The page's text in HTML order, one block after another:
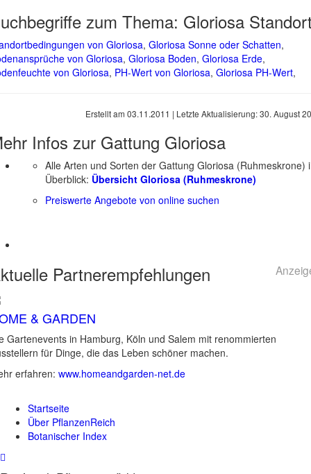
zum Thema: Gloriosa
von Gloriosa, Gloriosa Sonne oder Schatten,
von Gloriosa, Gloriosa Boden, Gloriosa Erde,
von Gloriosa, PH-Wert von Gloriosa, Gloriosa PH-Wert,
Erstellt am 03.11.2011 | Letzte Aktualisierung:30. August
Infos zur Gattung Gloriosa
Alle Arten und Sorten der Gattung Gloriosa (Ruhmeskrone)
Überblick: Übersicht Gloriosa (Ruhmeskrone)
Preiswerte Angebote von online suchen
Partnerempfehlungen
& GARDEN
Gartenevents in Hamburg, Köln und Salem mit renommierten
für Dinge, die das Leben schöner machen.
erfahren: www.homeandgarden-net.de
Startseite
Über PflanzenReich
Botanischer Index